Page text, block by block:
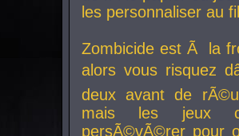
les personnaliser au
Zombicide est Ã la
alors vous risquez
deux avant de
mais les jeux
persÃ©vÃ©rer pour